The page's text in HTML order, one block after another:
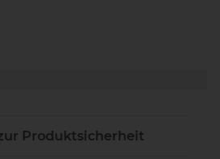
Produktsicherheit